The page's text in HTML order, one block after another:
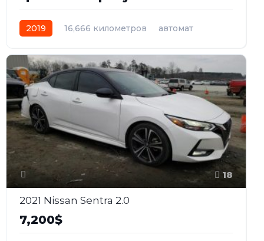
2019 16,666 километров
автомат
18
2021 Nissan Sentra 2.0
7,200$